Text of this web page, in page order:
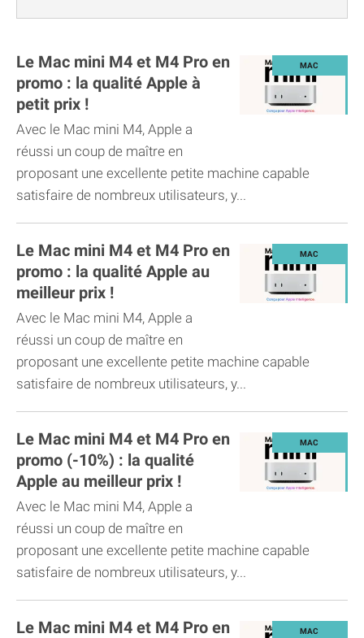
Le Mac mini M4 et M4 Pro en
promo : la qualité Apple à
petit prix !
Avec le Mac mini M4, Apple a
réussi un coup de maître en
proposant une excellente petite machine capable
satisfaire de nombreux utilisateurs, y...
Le Mac mini M4 et M4 Pro en
promo : la qualité Apple au
meilleur prix !
Avec le Mac mini M4, Apple a
réussi un coup de maître en
proposant une excellente petite machine capable
satisfaire de nombreux utilisateurs, y...
Le Mac mini M4 et M4 Pro en
promo (-10%) : la qualité
Apple au meilleur prix !
Avec le Mac mini M4, Apple a
réussi un coup de maître en
proposant une excellente petite machine capable
satisfaire de nombreux utilisateurs, y...
Le Mac mini M4 et M4 Pro en